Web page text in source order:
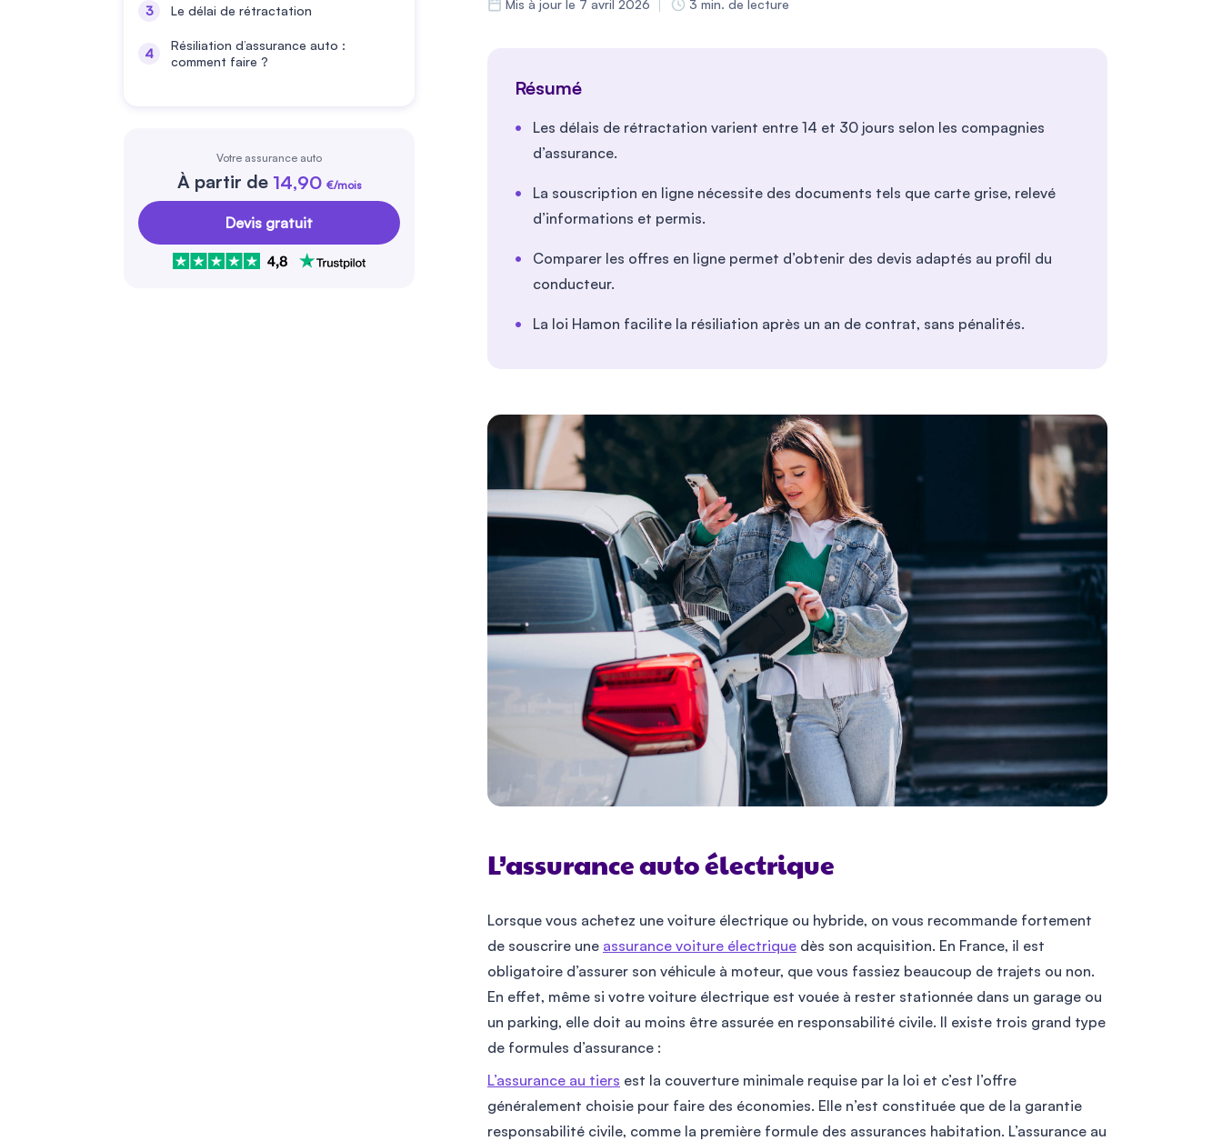
Le délai de rétractation
Résiliation d’assurance auto :
comment faire ?
Votre assurance auto
À partir de 14,90 €/mois
Devis gratuit
Mis à jour le 7 avril 2026 3 min. de lecture
Résumé
Les délais de rétractation varient entre 14 et 30 jours selon les compagnies
d’assurance.
La souscription en ligne nécessite des documents tels que carte grise, relevé
d’informations et permis.
Comparer les offres en ligne permet d’obtenir des devis adaptés au profil du
conducteur.
La loi Hamon facilite la résiliation après un an de contrat, sans pénalités.
L’assurance auto électrique
Lorsque vous achetez une voiture électrique ou hybride, on vous recommande fortement
de souscrire une assurance voiture électrique dès son acquisition. En France, il est
obligatoire d’assurer son véhicule à moteur, que vous fassiez beaucoup de trajets ou non.
En effet, même si votre voiture électrique est vouée à rester stationnée dans un garage ou
un parking, elle doit au moins être assurée en responsabilité civile. Il existe trois grand type
de formules d’assurance :
L’assurance au tiers est la couverture minimale requise par la loi et c’est l’offre
généralement choisie pour faire des économies. Elle n’est constituée que de la garantie
responsabilité civile, comme la première formule des assurances habitation. L’assurance au